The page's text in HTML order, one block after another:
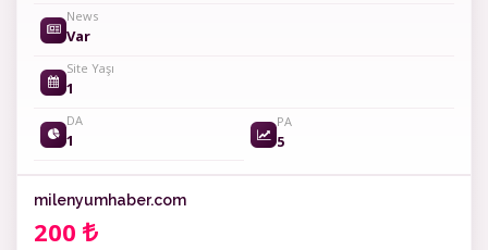
News
Var
Site Yaşı
1
DA
1
PA
5
milenyumhaber.com
200